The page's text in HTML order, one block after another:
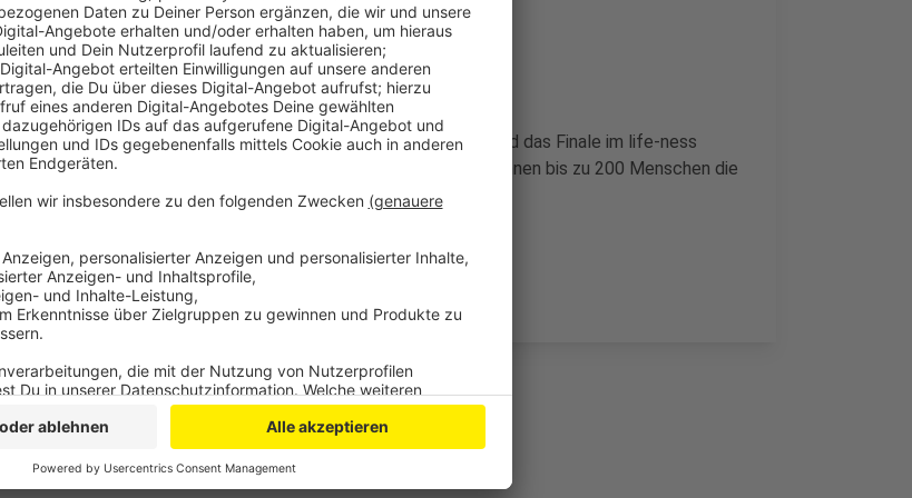
Anzeige
Dort werden alle deutschen Spiele, sowie das Eröffnungsspiel und das Finale im life-ness
übertragen. Der Eintritt zum Public Viewing ist frei, insgesamt können bis zu 200 Menschen die
Spiele in Rade verfolgen.